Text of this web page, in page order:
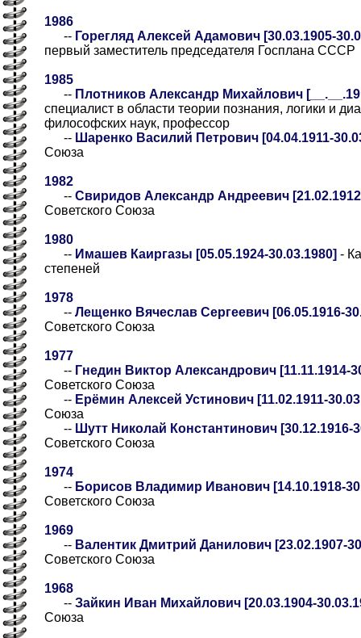
1986
-- Горегляд Алексей Адамович [30.03.1905-
первый заместитель председателя Госплана СССР
1985
-- Плотников Александр Михайлович
специалист в области теории познания, логики и
философских наук, профессор
-- Шаренко Василий Петрович [04.04.1911-
Союза
1982
-- Свиридов Александр Андреевич
Советского Союза
1980
-- Имашев Каиргазы [05.05.1924-30.03.1980] -
степеней
1978
-- Лещенко Вячеслав Сергеевич [06.05.1916-
Советского Союза
1977
-- Гнедин Виктор Александрович [11.11.1914-
Советского Союза
-- Ерёмин Алексей Устинович [11.02.1911-
Союза
-- Шутт Николай Константинович [30.12.1916-
Советского Союза
1974
-- Борисов Владимир Иванович [14.10.1918-
Советского Союза
1969
-- Валентик Дмитрий Данилович [23.02.1907-
Советского Союза
1968
-- Зайкин Иван Михайлович [20.03.1904-
Союза